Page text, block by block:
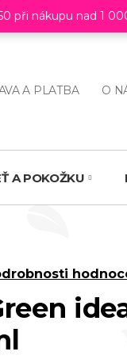
při nákupu nad 1
A PLATBA O
A POKOŽKU